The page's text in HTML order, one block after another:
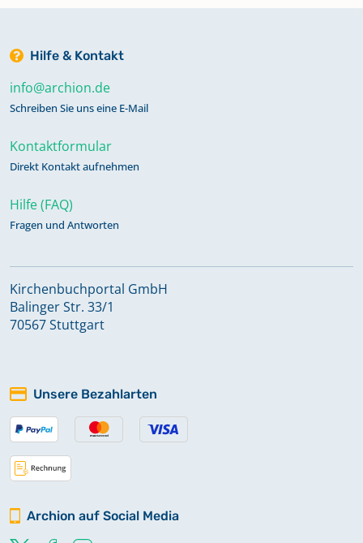
Hilfe & Kontakt
info@archion.de
Schreiben Sie uns eine E-Mail
Kontaktformular
Direkt Kontakt aufnehmen
Hilfe (FAQ)
Fragen und Antworten
Kirchenbuchportal GmbH
Balinger Str. 33/1
70567 Stuttgart
Unsere Bezahlarten
Archion auf Social Media